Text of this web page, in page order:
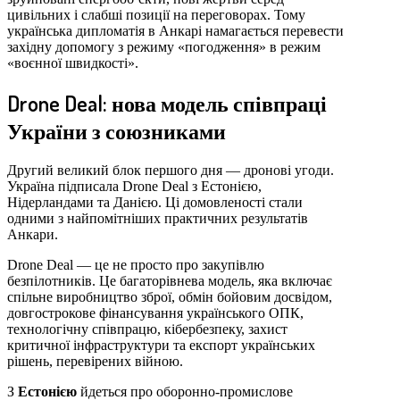
цивільних і слабші позиції на переговорах. Тому
українська дипломатія в Анкарі намагається перевести
західну допомогу з режиму «погодження» в режим
«воєнної швидкості».
Drone Deal: нова модель співпраці
України з союзниками
Другий великий блок першого дня — дронові угоди.
Україна підписала Drone Deal з Естонією,
Нідерландами та Данією. Ці домовленості стали
одними з найпомітніших практичних результатів
Анкари.
Drone Deal — це не просто про закупівлю
безпілотників. Це багаторівнева модель, яка включає
спільне виробництво зброї, обмін бойовим досвідом,
довгострокове фінансування українського ОПК,
технологічну співпрацю, кібербезпеку, захист
критичної інфраструктури та експорт українських
рішень, перевірених війною.
З Естонією йдеться про оборонно-промислове